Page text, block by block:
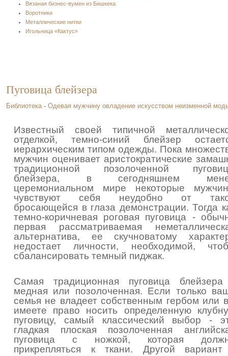
Вязаная бизнес-вумен из Бишкека
Воротники
Металлические нитки
Игольница «Кактус»
Пуговица блейзера
Библиотека - Одевая мужчину овладение искусством неизменной
Известный своей типичной
отделкой, темно-синий блейзер
иерархическим типом одежды. Пока
мужчин оценивает аристократические
традиционной позолоченной
блейзера, в сегодняшнем
церемониальном мире некоторые
чувствуют себя неудобно от
бросающейся в глаза демонстрации. Тогда
темно-коричневая роговая пуговица -
первая рассматриваемая
альтернатива, ее скучноватому
недостает личности, необходимой,
сбалансировать темный пиджак.
Самая традиционная пуговица
медная или позолоченная. Если только
семья не владеет собственным гербом или
имеете право носить определенную
пуговицу, самый классический выбор -
гладкая плоская позолоченная
пуговица с ножкой, которая
прикрепляться к ткани. Другой